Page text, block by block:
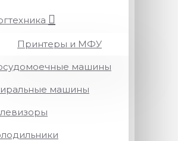
Принтеры и МФУ
машины
машины